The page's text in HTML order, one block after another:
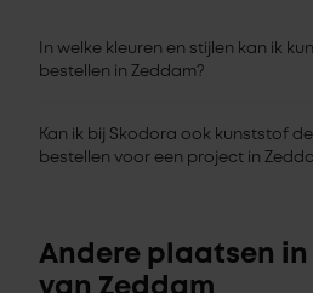
In welke kleuren en stijlen kan ik
bestellen in Zeddam?
Kan ik bij Skodora ook kunststof
bestellen voor een project in
Andere plaatsen in